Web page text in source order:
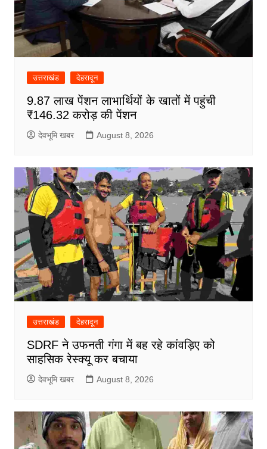
उत्तराखंड देहरादून
9.87 लाख पेंशन लाभार्थियों के खातों में पहुंची
₹146.32 करोड़ की पेंशन
देवभूमि खबर August 8, 2026
उत्तराखंड देहरादून
SDRF ने उफनती गंगा में बह रहे कांवड़िए को
साहसिक रेस्क्यू कर बचाया
देवभूमि खबर August 8, 2026